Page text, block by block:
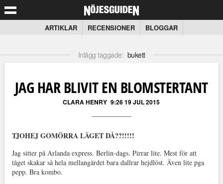
ARTIKLAR RECENSIONER BLOGGAR
Inlägg taggade: bukett
JAG HAR BLIVIT EN BLOMSTERTANT
CLARA HENRY 9:26 19 JUL 2015
TJOHEJ GOMÖRRA LÄGET DÅ??!!!!!
Jag sitter på Arlanda express. Berlin-dags. Pirrar lite. Mest för att
tåget skakar så hela mellangärdet bara dallrar hejdlöst. Även lite pga
pepp. Bra kombo.